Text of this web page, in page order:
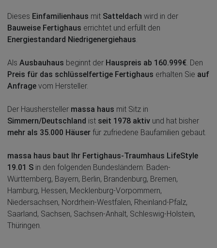
Dieses Einfamilienhaus mit Satteldach wird in der
Bauweise Fertighaus errichtet und erfüllt den
Energiestandard Niedrigenergiehaus
Als Ausbauhaus beginnt der Hauspreis ab 160.999€ . Den
Preis für das schlüsselfertige Fertighaus erhalten Sie auf
Anfrage vom Hersteller.
Der Haushersteller massa haus mit Sitz in
Simmern/Deutschland ist seit 1978 aktiv und hat bisher
mehr als 35.000 Häuser für zufriedene Baufamilien gebaut.
massa haus baut Ihr Fertighaus-Traumhaus LifeStyle
19.01 S in den folgenden Bundesländern: Baden-
Württemberg, Bayern, Berlin, Brandenburg, Bremen,
Hamburg, Hessen, Mecklenburg-Vorpommern,
Niedersachsen, Nordrhein-Westfalen, Rheinland-Pfalz,
Saarland, Sachsen, Sachsen-Anhalt, Schleswig-Holstein,
Thüringen.